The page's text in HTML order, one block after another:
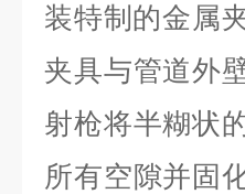
装特制的金属
夹具与管道外
射枪将半糊状
所有空隙并固